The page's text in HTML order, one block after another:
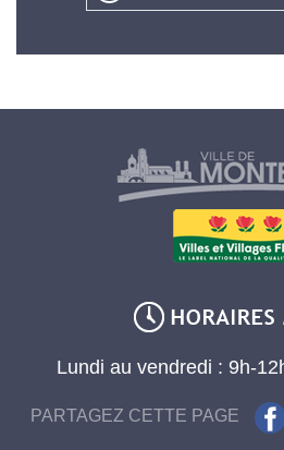
Lundi au vendredi : 9h-
PARTAGEZ CETTE PAGE